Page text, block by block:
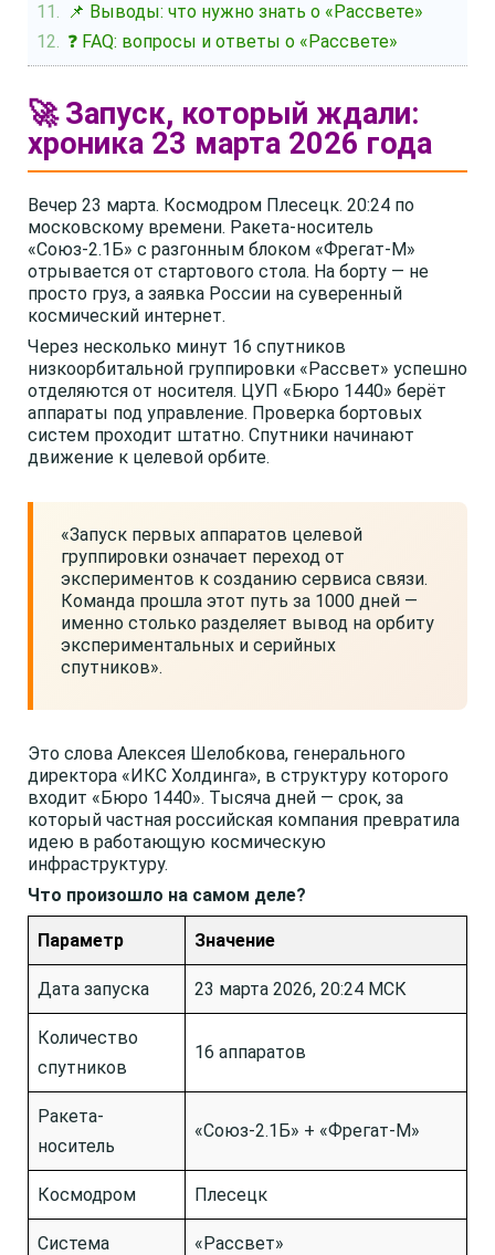
📌 Выводы: что нужно знать о «Рассвете»
❓ FAQ: вопросы и ответы о «Рассвете»
🚀 Запуск, который ждали:
хроника 23 марта 2026 года
Вечер 23 марта. Космодром Плесецк. 20:24 по
московскому времени. Ракета-носитель
«Союз-2.1Б» с разгонным блоком «Фрегат-М»
отрывается от стартового стола. На борту — не
просто груз, а заявка России на суверенный
космический интернет.
Через несколько минут 16 спутников
низкоорбитальной группировки «Рассвет» успешно
отделяются от носителя. ЦУП «Бюро 1440» берёт
аппараты под управление. Проверка бортовых
систем проходит штатно. Спутники начинают
движение к целевой орбите.
«Запуск первых аппаратов целевой
группировки означает переход от
экспериментов к созданию сервиса связи.
Команда прошла этот путь за 1000 дней —
именно столько разделяет вывод на орбиту
экспериментальных и серийных
спутников».
Это слова Алексея Шелобкова, генерального
директора «ИКС Холдинга», в структуру которого
входит «Бюро 1440». Тысяча дней — срок, за
который частная российская компания превратила
идею в работающую космическую
инфраструктуру.
Что произошло на самом деле?
Параметр Значение
Дата запуска 23 марта 2026, 20:24 МСК
Количество
спутников
16 аппаратов
Ракета-
носитель
«Союз-2.1Б» + «Фрегат-М»
Космодром Плесецк
Система «Рассвет»